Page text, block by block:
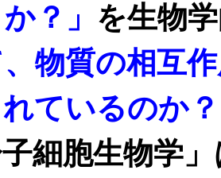
？」 を生物
物質の相互
ているのか
細胞生物学